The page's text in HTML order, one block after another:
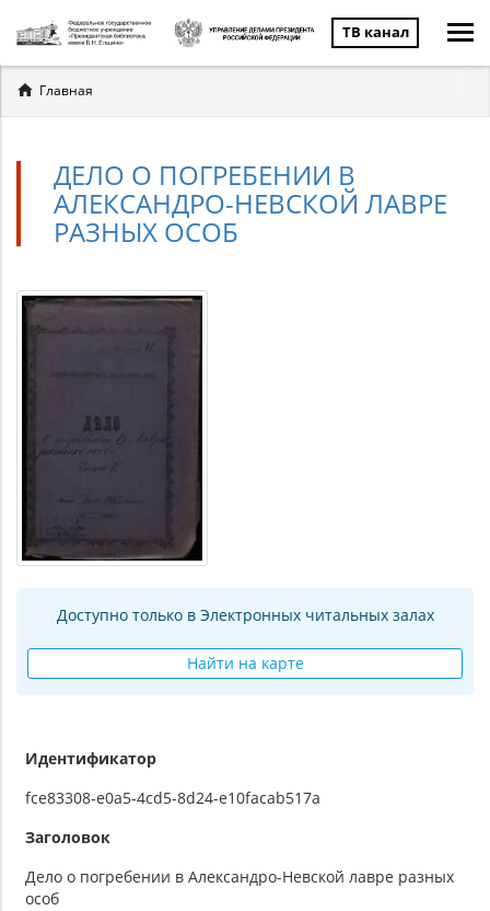
ТВ канал
Вы
здесь
Главная
ДЕЛО О ПОГРЕБЕНИИ В
АЛЕКСАНДРО-НЕВСКОЙ ЛАВРЕ
РАЗНЫХ ОСОБ
Доступно только в Электронных читальных залах
Найти на карте
Идентификатор
fce83308-e0a5-4cd5-8d24-e10facab517a
Заголовок
Дело о погребении в Александро-Невской лавре разных
особ